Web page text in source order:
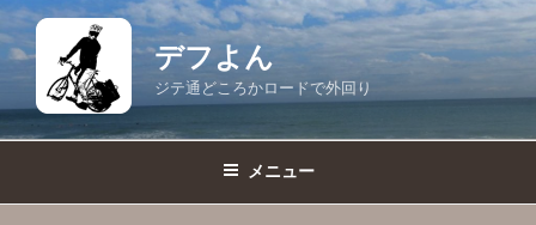
コ
ン
デフよん
ジテ通どころかロードで外回り
メニュー